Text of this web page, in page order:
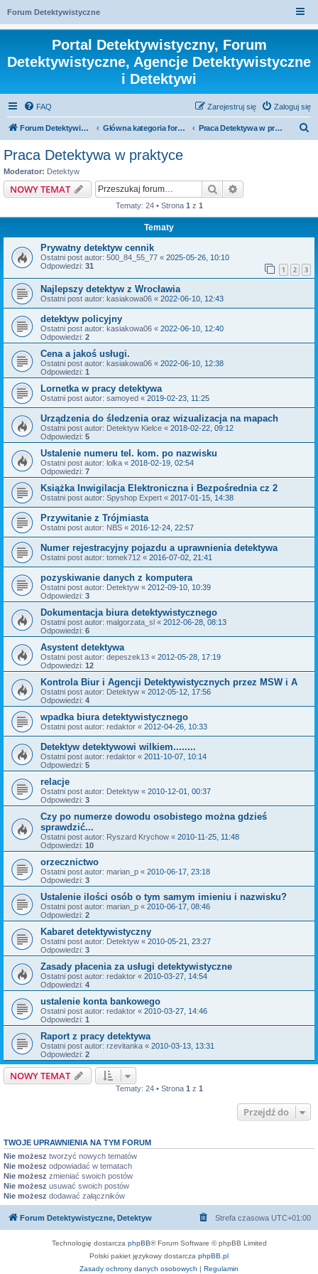
Forum Detektywistyczne
Portal Detektywistyczny, Forum
Detektywistyczne, Agencje Detektywistyczne
i Detektywi
FAQ Zaloguj się
Zarejestruj się
Forum Detektywistyczne, Detektyw Główna kategoria forum Praca Detektywa w praktyce
Praca Detektywa w praktyce
Moderator: Detektyw
NOWY TEMAT Szukaj
Tematy: 24 • Strona 1 z 1
Tematy
Prywatny detektyw cennik
Ostatni post autor: 500_84_55_77 « 2025-05-26, 10:10
Odpowiedzi: 31 1 2 3
Najlepszy detektyw z Wrocławia
Ostatni post autor: kasiakowa06 « 2022-06-10, 12:43
detektyw policyjny
Ostatni post autor: kasiakowa06 « 2022-06-10, 12:40
Odpowiedzi: 2
Cena a jakoś usługi.
Ostatni post autor: kasiakowa06 « 2022-06-10, 12:38
Odpowiedzi: 1
Lornetka w pracy detektywa
Ostatni post autor: samoyed « 2019-02-23, 11:25
Urządzenia do śledzenia oraz wizualizacja na mapach
Ostatni post autor: Detektyw Kielce « 2018-02-22, 09:12
Odpowiedzi: 5
Ustalenie numeru tel. kom. po nazwisku
Ostatni post autor: lolka « 2018-02-19, 02:54
Odpowiedzi: 7
Książka Inwigilacja Elektroniczna i Bezpośrednia cz 2
Ostatni post autor: Spyshop Expert « 2017-01-15, 14:38
Przywitanie z Trójmiasta
Ostatni post autor: NBS « 2016-12-24, 22:57
Numer rejestracyjny pojazdu a uprawnienia detektywa
Ostatni post autor: tomek712 « 2016-07-02, 21:41
pozyskiwanie danych z komputera
Ostatni post autor: Detektyw « 2012-09-10, 10:39
Odpowiedzi: 3
Dokumentacja biura detektywistycznego
Ostatni post autor: malgorzata_sl « 2012-06-28, 08:13
Odpowiedzi: 6
Asystent detektywa
Ostatni post autor: depeszek13 « 2012-05-28, 17:19
Odpowiedzi: 12
Kontrola Biur i Agencji Detektywistycznych przez MSW i A
Ostatni post autor: Detektyw « 2012-05-12, 17:56
Odpowiedzi: 4
wpadka biura detektywistycznego
Ostatni post autor: redaktor « 2012-04-26, 10:33
Detektyw detektywowi wilkiem........
Ostatni post autor: redaktor « 2011-10-07, 10:14
Odpowiedzi: 5
relacje
Ostatni post autor: Detektyw « 2010-12-01, 00:37
Odpowiedzi: 3
Czy po numerze dowodu osobistego można gdzieś
sprawdzić...
Ostatni post autor: Ryszard Krychow « 2010-11-25, 11:48
Odpowiedzi: 10
orzecznictwo
Ostatni post autor: marian_p « 2010-06-17, 23:18
Odpowiedzi: 3
Ustalenie ilości osób o tym samym imieniu i nazwisku?
Ostatni post autor: marian_p « 2010-06-17, 08:46
Odpowiedzi: 2
Kabaret detektywistyczny
Ostatni post autor: Detektyw « 2010-05-21, 23:27
Odpowiedzi: 3
Zasady płacenia za usługi detektywistyczne
Ostatni post autor: redaktor « 2010-03-27, 14:54
Odpowiedzi: 4
ustalenie konta bankowego
Ostatni post autor: redaktor « 2010-03-27, 14:46
Odpowiedzi: 1
Raport z pracy detektywa
Ostatni post autor: rzevitanka « 2010-03-13, 13:31
Odpowiedzi: 2
NOWY TEMAT
Tematy: 24 • Strona 1 z 1
Przejdź do
TWOJE UPRAWNIENIA NA TYM FORUM
Nie możesz tworzyć nowych tematów
Nie możesz odpowiadać w tematach
Nie możesz zmieniać swoich postów
Nie możesz usuwać swoich postów
Nie możesz dodawać załączników
Forum Detektywistyczne, Detektyw Strefa czasowa UTC+01:00
Technologię dostarcza phpBB® Forum Software © phpBB Limited
Polski pakiet językowy dostarcza phpBB.pl
Zasady ochrony danych osobowych | Regulamin